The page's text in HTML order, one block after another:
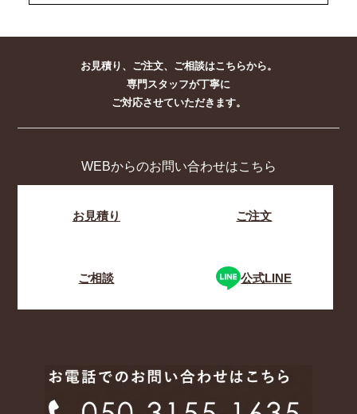
お見積り、ご注文、ご相談はこちらから。
専門スタッフが丁寧に
ご対応させていただきます。
WEBからのお問い合わせはこちら
お見積り ご注文
ご相談 公式LINE